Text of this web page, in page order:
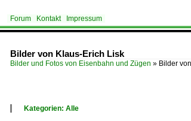
Forum Kontakt Impressum
Bilder von Klaus-Erich Lisk
Bilder und Fotos von Eisenbahn und Zügen » Bilder von
Kategorien: Alle